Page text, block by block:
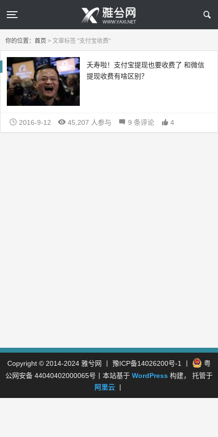
你的位置：首页 > 文章标签 "支付宝收费"
夭寿啦！支付宝提现也要收费了 和微信
提现收费有啥区别？
2016-9-12 45,207 人参与 9 条评论 4
Copyright © 2014-2024 雅兮网 豫ICP备14026200号-1
粤
公网安备 44040402000065号 丨本站基于 WordPress 构建， 托管于
阿里云